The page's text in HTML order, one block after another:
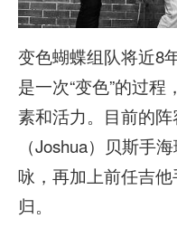
变色蝴蝶组队将近8
是一次“变色”的过
素和活力。目前的
（Joshua）贝斯手
咏，再加上前任吉
归。